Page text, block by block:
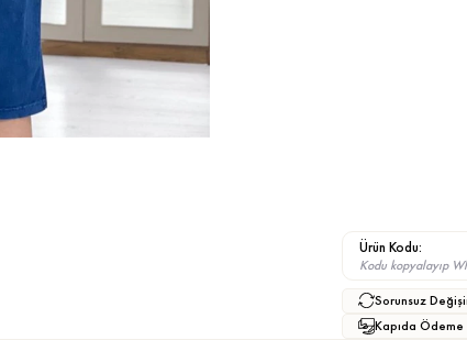
Ürün Kodu:
Kodu kopyalayıp
Sorunsuz
Kapıda Ödeme